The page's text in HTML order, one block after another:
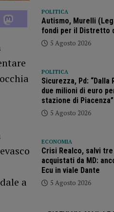
a
POLITICA
Autismo, Murelli
fondi per il Distretto
5 Agosto 2026
POLITICA
Sicurezza, Pd:
due milioni di euro
stazione di Piacenza”
5 Agosto 2026
ECONOMIA
Crisi Realco, salvi
acquistati da MD:
Ecu in viale Dante
5 Agosto 2026